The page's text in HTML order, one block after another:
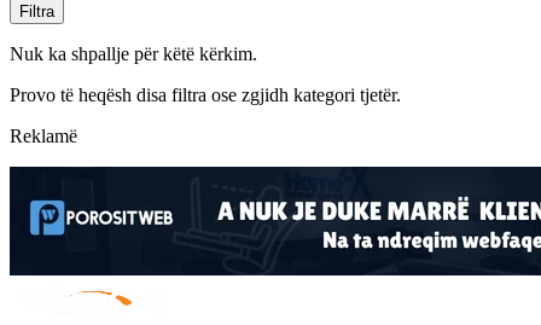
Filtra
Nuk ka shpallje për këtë kërkim.
Provo të heqësh disa filtra ose zgjidh kategori tjetër.
Reklamë